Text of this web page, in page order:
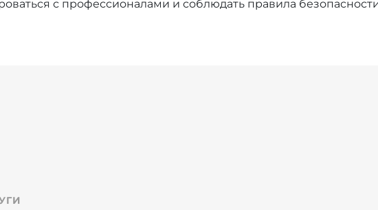
с профессионалами и соблюдать правила